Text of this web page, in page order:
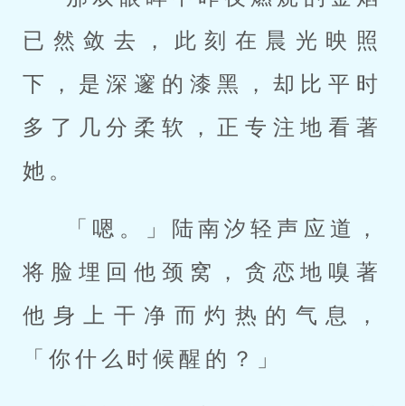
已然敛去，此刻在晨光映照
下，是深邃的漆黑，却比平时
多了几分柔软，正专注地看著
她。
「嗯。」陆南汐轻声应道，
将脸埋回他颈窝，贪恋地嗅著
他身上干净而灼热的气息，
「你什么时候醒的？」